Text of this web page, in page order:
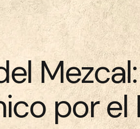
por el